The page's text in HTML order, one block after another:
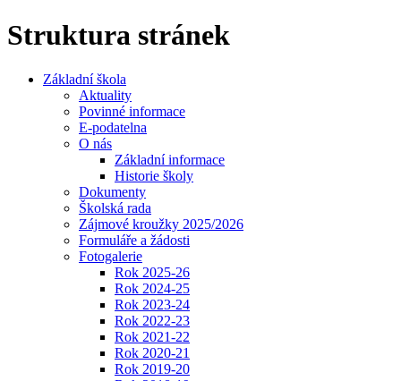
Struktura stránek
Základní škola
Aktuality
Povinné informace
E-podatelna
O nás
Základní informace
Historie školy
Dokumenty
Školská rada
Zájmové kroužky 2025/2026
Formuláře a žádosti
Fotogalerie
Rok 2025-26
Rok 2024-25
Rok 2023-24
Rok 2022-23
Rok 2021-22
Rok 2020-21
Rok 2019-20